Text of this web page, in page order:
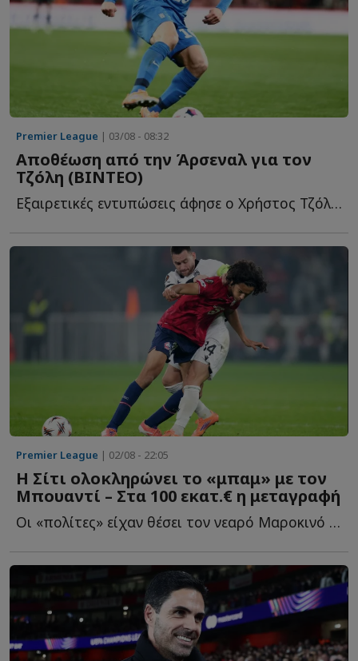
Premier League | 03/08 - 08:32
Αποθέωση από την Άρσεναλ για τον
Τζόλη (ΒΙΝΤΕΟ)
Εξαιρετικές εντυπώσεις άφησε ο Χρήστος Τζόλης στη φ...
Premier League | 02/08 - 22:05
Η Σίτι ολοκληρώνει το «μπαμ» με τον
Μπουαντί – Στα 100 εκατ.€ η μεταγραφή
Οι «πολίτες» είχαν θέσει τον νεαρό Μαροκινό στην κορυφή τ...